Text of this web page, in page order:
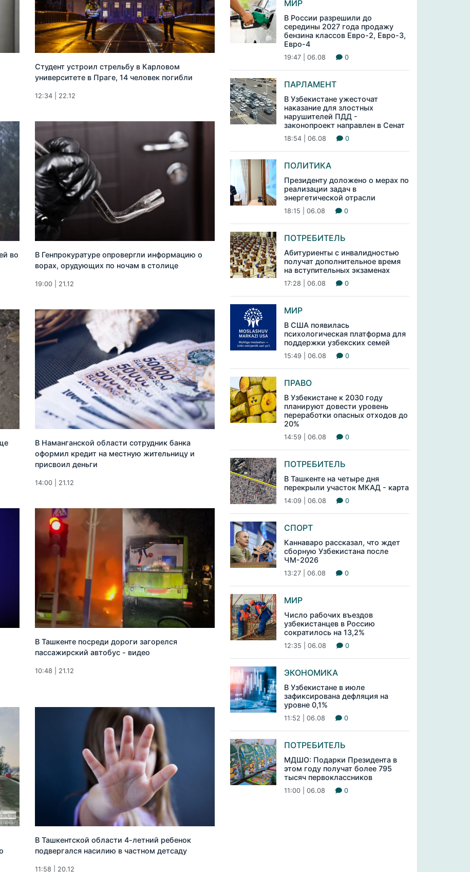
Студент устроил стрельбу в Карловом
университете в Праге, 14 человек погибли
12:34 | 22.12
во
В Генпрокуратуре опровергли информацию о
ворах, орудующих по ночам в столице
19:00 | 21.12
В Наманганской области сотрудник банка
оформил кредит на местную жительницу и
присвоил деньги
14:00 | 21.12
В Ташкенте посреди дороги загорелся
пассажирский автобус - видео
10:48 | 21.12
В Ташкентской области 4-летний ребенок
подвергался насилию в частном детсаду
11:58 | 20.12
МИР
В России разрешили до
середины 2027 года продажу
бензина классов Евро-2, Евро-3,
Евро-4
19:47 | 06.08 0
ПАРЛАМЕНТ
В Узбекистане ужесточат
наказание для злостных
нарушителей ПДД -
законопроект направлен в Сенат
18:54 | 06.08 0
ПОЛИТИКА
Президенту доложено о мерах по
реализации задач в
энергетической отрасли
18:15 | 06.08 0
ПОТРЕБИТЕЛЬ
Абитуриенты с инвалидностью
получат дополнительное время
на вступительных экзаменах
17:28 | 06.08 0
МИР
В США появилась
психологическая платформа для
поддержки узбекских семей
15:49 | 06.08 0
ПРАВО
В Узбекистане к 2030 году
планируют довести уровень
переработки опасных отходов до
20%
14:59 | 06.08 0
ПОТРЕБИТЕЛЬ
В Ташкенте на четыре дня
перекрыли участок МКАД - карта
14:09 | 06.08 0
СПОРТ
Каннаваро рассказал, что ждет
сборную Узбекистана после
ЧМ-2026
13:27 | 06.08 0
МИР
Число рабочих въездов
узбекистанцев в Россию
сократилось на 13,2%
12:35 | 06.08 0
ЭКОНОМИКА
В Узбекистане в июле
зафиксирована дефляция на
уровне 0,1%
11:52 | 06.08 0
ПОТРЕБИТЕЛЬ
МДШО: Подарки Президента в
этом году получат более 795
тысяч первоклассников
11:00 | 06.08 0